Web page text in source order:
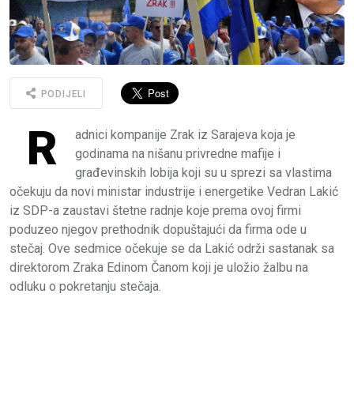
PODIJELI
R
adnici kompanije Zrak iz Sarajeva koja je
godinama na nišanu privredne mafije i
građevinskih lobija koji su u sprezi sa vlastima
očekuju da novi ministar industrije i energetike Vedran Lakić
iz SDP-a zaustavi štetne radnje koje prema ovoj firmi
poduzeo njegov prethodnik dopuštajući da firma ode u
stečaj. Ove sedmice očekuje se da Lakić održi sastanak sa
direktorom Zraka Edinom Čanom koji je uložio žalbu na
odluku o pokretanju stečaja.